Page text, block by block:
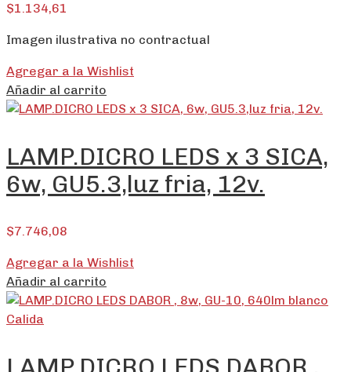
$1.134,61
Imagen ilustrativa no contractual
Agregar a la Wishlist
Añadir al carrito
LAMP.DICRO LEDS x 3 SICA,
6w, GU5.3,luz fria, 12v.
$7.746,08
Agregar a la Wishlist
Añadir al carrito